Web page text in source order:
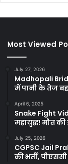
Most Viewed
July 27, 2026
Madhopali
में पानी के तेज
April 6, 2025
Snake Fight
महायुद्ध! मौत
July 25, 2026
CGPSC Jail
की भर्ती,